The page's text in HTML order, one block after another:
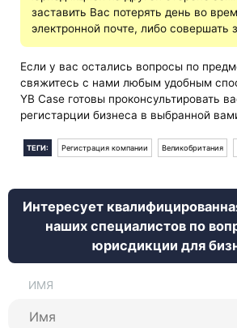
заставить Вас потерять день во
электронной почте, либо совершать
Если у вас остались вопросы по
свяжитесь с нами любым удобным
YB Case готовы проконсультировать
регистарции бизнеса в выбранной
ТЕГИ: Регистрация компании Великобритания
Интересует
наших специалистов по
юрисдикции для
ИМЯ